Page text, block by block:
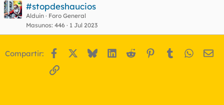
#stopdeshaucios
Alduin
Foro General
Masunos 446 1 Jul 2023
Compartir: Facebook BlueskyLinkedIn
Reddit Pinterest
Tumblr
Enlace